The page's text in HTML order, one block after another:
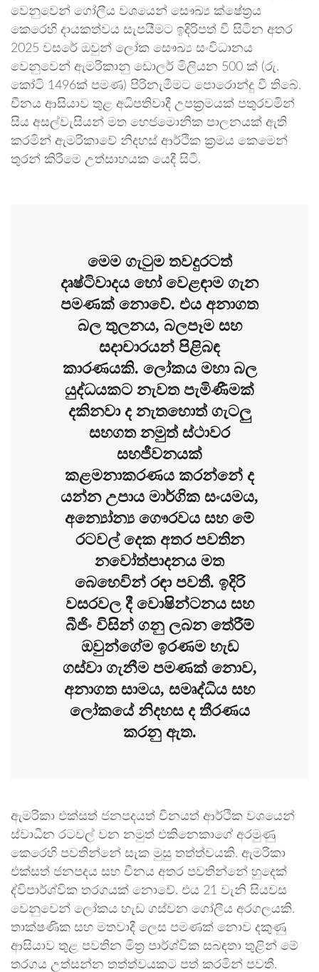
වෙනුවෙන් ගෝලීය වශයෙන් සෞඛ්‍ය ක්ෂේත්‍රය
කෙරෙහි දායකත්වය සැපයීමට ඉදිරිපත් වී සිටින අතර
2025 වසරේ ඔවුන් ලෝක සෞඛ්‍ය සංවිධානය
වෙනුවෙන් ඇමරිකානු ඩොලර් මිලියන 500 ක් (රු.
කෝටි 1496ක් පමණ) පිරිනැමීමට පොරොන්දු වී තිබේ.
චීනය ආසියාව තුළ අධිපතිවාදී උපක්‍රමයක් පතුරවමින්
සිය අසල්වැසියන් මත හෙජමොනික පාලනයක් ඇති
කරමින් ඇමරිකාවේ නිදහස් ආර්ථික ක්‍රමය කෙමෙන්
තුරන් කිරීමෙ උත්සාහයක යෙදී සිටී.
මෙම ගැටුම තවදුරටත්
දෘෂ්ටිවාදය හෝ වෙළඳාම ගැන
පමණක් නොවේ. එය අනාගත
බල තුලනය, බලපෑම සහ
සදාචාරයන් පිළිබඳ
කාරණයකි. ලෝකය මහා බල
යුද්ධයකට නැවත පැමිණීමක්
දකිනවා ද නැතහොත් ගැටලු
සහගත නමුත් ස්ථාවර
සහජීවනයක්
කළමනාකරණය කරන්නේ ද
යන්න උපාය මාර්ගික සංයමය,
අන්‍යෝන්‍ය ගෞරවය සහ මේ
රටවල් දෙක අතර පවතින
නවෝත්පාදනය මත
බෙහෙවින් රඳා පවතී. ඉදිරි
වසරවල දී වොෂින්ටනය සහ
බීජිං විසින් ගනු ලබන තේරීම්
ඔවුන්ගේම ඉරණම හැඩ
ගස්වා ගැනීම පමණක් නොව,
අනාගත සාමය, සමෘද්ධිය සහ
ලෝකයේ නිදහස ද තීරණය
කරනු ඇත.
ඇමරිකා එක්සත් ජනපදයත් චීනයත් ආර්ථික වශයෙන්
ස්වාධීන රටවල් වන නමුත් එකිනෙකාගේ අරමුණු
කෙරෙහි පවතින්නේ සැක මුසු තත්ත්වයකි. ඇමරිකා
එක්සත් ජනපදය සහ චීනය අතර පවතින්නේ හුදෙක්
ද්විපාර්ශ්වික තරගයක් නොවේ. එය 21 වැනි සියවස
වෙනුවෙන් ලෝකය හැඩ ගස්වන ගෝලීය අරගලයකි.
තාක්ෂණික සහ මතවාදී ලෙස පමණක් නොව දකුණු
ආසියාව තුළ පවතින මිත්‍ර පාර්ශ්වික සබඳතා තුළින් මේ
තරගය උත්සන්න තත්ත්වයකට පත් කරමින් පවතී.